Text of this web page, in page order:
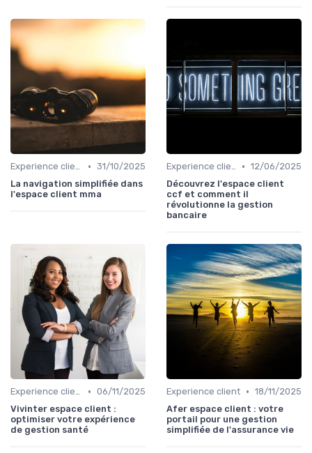
Experience client • 31/10/2025
La navigation simplifiée dans
l'espace client mma
Experience client • 12/06/2025
Découvrez l'espace client
ccf et comment il
révolutionne la gestion
bancaire
Experience client • 06/11/2025
Vivinter espace client :
optimiser votre expérience
de gestion santé
Experience client • 18/11/2025
Afer espace client : votre
portail pour une gestion
simplifiée de l'assurance vie